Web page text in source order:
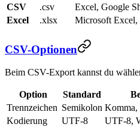
CSV
.csv
Excel, Google
Excel
.xlsx Microsoft
CSV-Optionen
Beim CSV-Export kannst du
Option Standard
Trennzeichen Semikolon Komma,
Kodierung
UTF-8
UTF-8,